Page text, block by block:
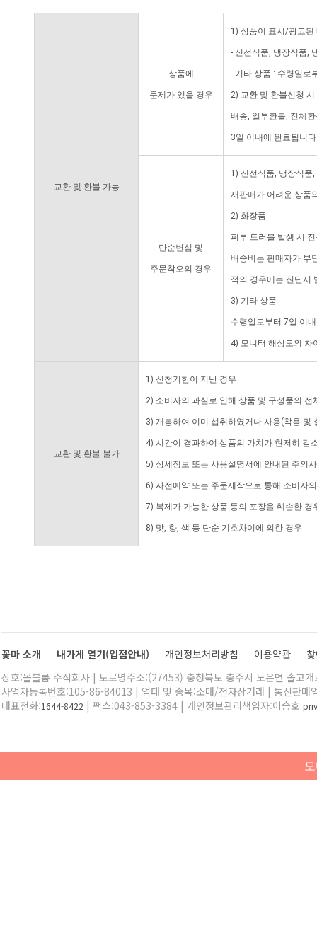
교환 및 환불 가능
상품에
문제가 있을 경우
1) 상품이 표시/광고된
- 신선식품, 냉장식품,
- 기타 상품 : 수령일로
2) 교환 및 환불신청
배송, 일부환불, 전체
3일 이내에 완료됩니
단순변심 및
주문착오의 경우
1) 신선식품, 냉장식품
재판매가 어려운 상품
2) 화장품
피부 트러블 발생 시
배송비는 판매자가 부
적의 경우에는 진단서
3) 기타 상품
수령일로부터 7일 이
4) 모니터 해상도의 차
교환 및 환불 불가
1) 신청기한이 지난 경우
2) 소비자의 과실로 인해 상품 및 구성품의
3) 개봉하여 이미 섭취하였거나 사용(착용 및
4) 시간이 경과하여 상품의 가치가 현저히 감
5) 상세정보 또는 사용설명서에 안내된 주의
6) 사전예약 또는 주문제작으로 통해 소비자
7) 복제가 가능한 상품 등의 포장을 훼손한 경
8) 맛, 향, 색 등 단순 기호차이에 의한 경우
꽃마 소개 내가게 열기(입점안내) 개인정보처리방침 이용약관
상호:올블룸 주식회사 | 도로명주소:(27453) 충청북도 충주시 노은면 솔고
사업자등록번호:105-86-84013 | 업태 및 종목:소매/전자상거래 | 통신판매
대표전화:1644-8422 | 팩스:043-853-3384 | 개인정보관리책임자:이승호